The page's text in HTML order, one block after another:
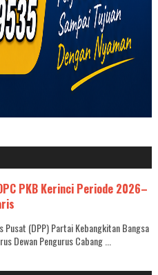
PKB Kerinci Periode 2026–
Pusat (DPP) Partai Kebangkitan Bangsa
Dewan Pengurus Cabang ...